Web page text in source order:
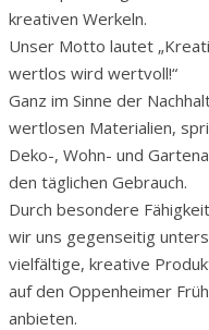
kreativen Werkeln.
Unser Motto lautet
wertlos wird wertvoll!“
Ganz im Sinne der
wertlosen Materialien,
Deko-, Wohn- und
den täglichen Gebrauch.
Durch besondere
wir uns gegenseitig
vielfältige, kreative
auf den Oppenheimer
anbieten.